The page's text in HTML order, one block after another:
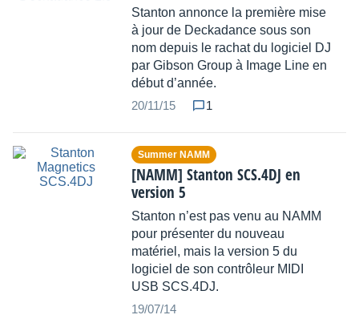
Stanton annonce la première mise
à jour de Deckadance sous son
nom depuis le rachat du logiciel DJ
par Gibson Group à Image Line en
début d’année.
20/11/15
1
Summer NAMM
[NAMM] Stanton SCS.4DJ en
version 5
Stanton n’est pas venu au NAMM
pour présenter du nouveau
matériel, mais la version 5 du
logiciel de son contrôleur MIDI
USB SCS.4DJ.
19/07/14